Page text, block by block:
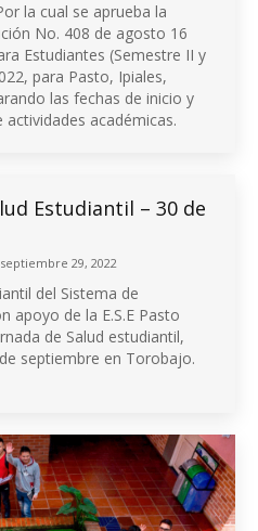
la cual se aprueba la
No. 408 de agosto 16
Estudiantes (Semestre II y
para Pasto, Ipiales,
las fechas de inicio y
académicas.
Estudiantil – 30 de
septiembre 29, 2022
del Sistema de
apoyo de la E.S.E Pasto
de Salud estudiantil,
septiembre en Torobajo.